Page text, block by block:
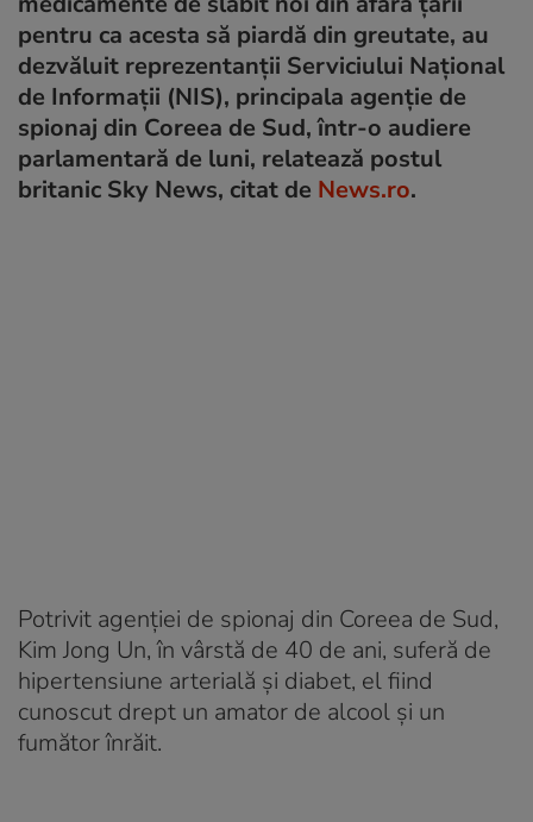
pentru ca acesta să piardă din greutate, au
dezvăluit reprezentanții Serviciului Naţional
de Informaţii (NIS), principala agenţie de
spionaj din Coreea de Sud, într-o audiere
parlamentară de luni, relatează postul
britanic Sky News, citat de News.ro.
Potrivit agenției de spionaj din Coreea de Sud,
Kim Jong Un, în vârstă de 40 de ani, suferă de
hipertensiune arterială şi diabet, el fiind
cunoscut drept un amator de alcool şi un
fumător înrăit.